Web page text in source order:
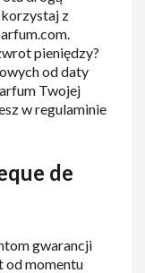
z
pieniędzy?
od daty
Twojej
w regulaminie
de
gwarancji
od momentu